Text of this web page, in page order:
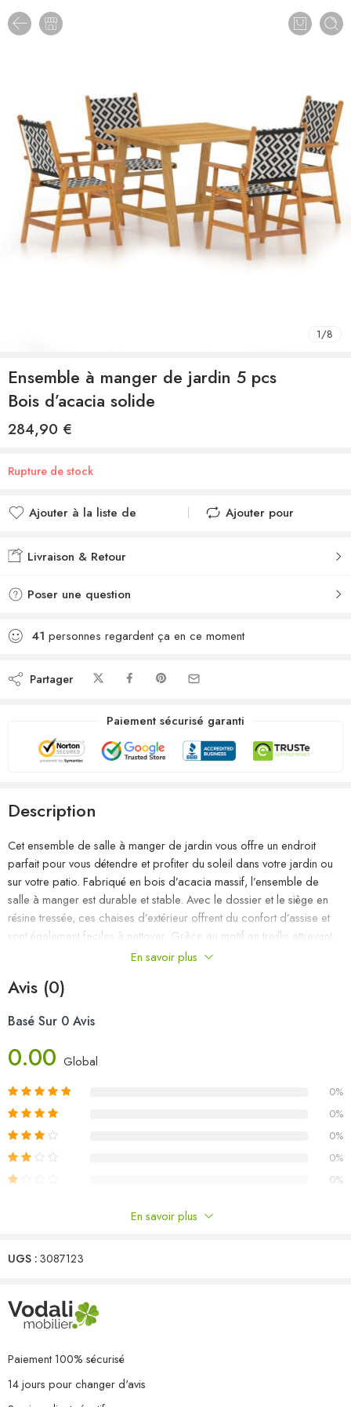
1/8
Ensemble à manger de jardin 5 pcs
Bois d’acacia solide
284,90 €
Rupture de stock
Ajouter à la liste de
Ajouté à la liste de
Ajouter pour
Livraison & Retour
Poser une question
41 personnes regardent ça en ce moment
Partager
Paiement sécurisé garanti
Description
Cet ensemble de salle à manger de jardin vous offre un endroit
parfait pour vous détendre et profiter du soleil dans votre jardin ou
sur votre patio. Fabriqué en bois d’acacia massif, l’ensemble de
salle à manger est durable et stable. Avec le dossier et le siège en
résine tressée, ces chaises d’extérieur offrent du confort d’assise et
sont également faciles à nettoyer. Grâce au motif en treillis attrayant,
les chaises de patio attirent l’attention dans n’importe quel espace
d’extérieur, nous vous recommandons de les protéger avec une
Matériau : bois d’acacia massif avec finition à l’huile
Chaise :
Matériau : bois d’acacia massif, résine tressée
Dimensions : 56 x 62 x 92 cm (l x P x H)
Hauteur du siège à partir du sol : 45 cm
Hauteur des accoudoirs à partir du sol : 63 cm
En savoir plus
Avis (0)
Basé Sur 0 Avis
0.00 Global
0%
0%
0%
0%
0%
Il n'y a pas encore de critiques.
En savoir plus
UGS :3087123
Paiement 100% sécurisé
14 jours pour changer d'avis